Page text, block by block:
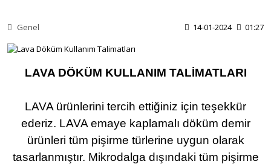
Genel 14-01-2024 01:27
LAVA DÖKÜM KULLANIM TALİMATLARI
LAVA ürünlerini tercih ettiğiniz için teşekkür
ederiz. LAVA emaye kaplamalı döküm demir
ürünleri tüm pişirme türlerine uygun olarak
tasarlanmıştır. Mikrodalga dışındaki tüm pişirme